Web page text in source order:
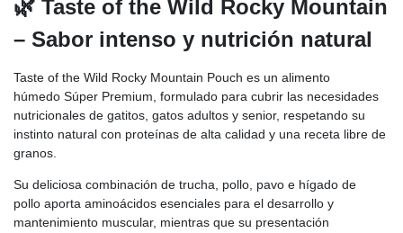
🌿 Taste of the Wild Rocky Mountain
– Sabor intenso y nutrición natural
Taste of the Wild Rocky Mountain Pouch es un alimento
húmedo Súper Premium, formulado para cubrir las necesidades
nutricionales de gatitos, gatos adultos y senior, respetando su
instinto natural con proteínas de alta calidad y una receta libre de
granos.
Su deliciosa combinación de trucha, pollo, pavo e hígado de
pollo aporta aminoácidos esenciales para el desarrollo y
mantenimiento muscular, mientras que su presentación